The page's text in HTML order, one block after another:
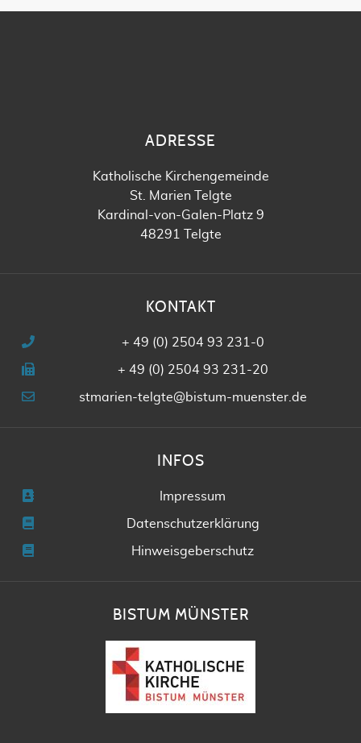
ADRESSE
Katholische Kirchengemeinde
St. Marien Telgte
Kardinal-von-Galen-Platz 9
48291 Telgte
KONTAKT
+ 49 (0) 2504 93 231-0
+ 49 (0) 2504 93 231-20
stmarien-telgte@bistum-muenster.de
INFOS
Impressum
Datenschutzerklärung
Hinweisgeberschutz
BISTUM MÜNSTER